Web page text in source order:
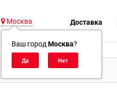
Москва
Ваш город Москва?
Доставка